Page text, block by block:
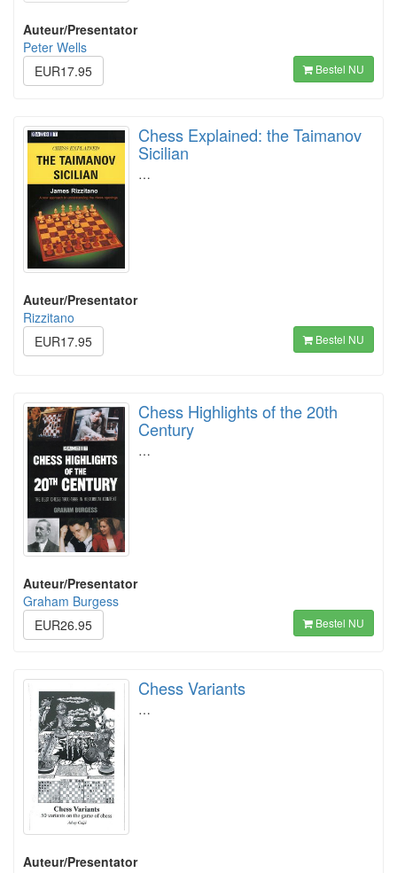
Auteur/Presentator
Peter Wells
EUR17.95
Bestel NU
Chess Explained: the Taimanov
Sicilian
…
Auteur/Presentator
Rizzitano
EUR17.95
Bestel NU
Chess Highlights of the 20th
Century
…
Auteur/Presentator
Graham Burgess
EUR26.95
Bestel NU
Chess Variants
…
Auteur/Presentator